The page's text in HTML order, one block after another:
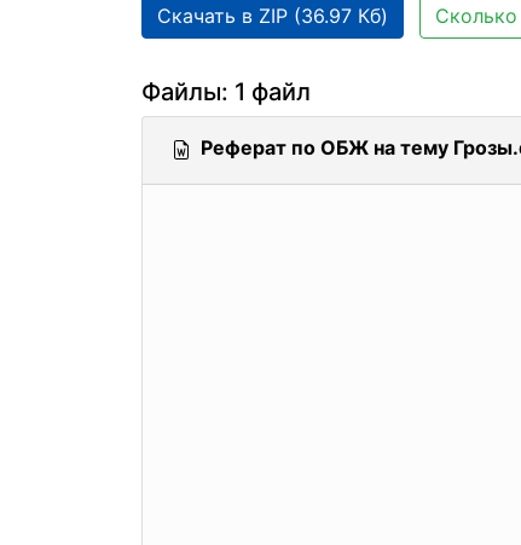
Скачать в ZIP (36.97 Кб) Сколько
Файлы: 1 файл
Реферат по ОБЖ на тему